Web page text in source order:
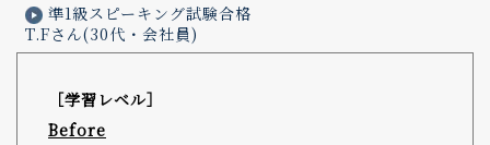
準1級スピーキング試験合格
T.Fさん(30代・会社員)
［学習レベル］
Before